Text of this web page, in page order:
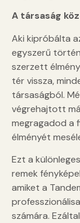
A társaság
Aki kipróbálta
egyszerű
szerzett
tér vissza,
társaságból.
végrehajtott
megragadod a
élményét
Ezt a
remek
amiket a
számára.